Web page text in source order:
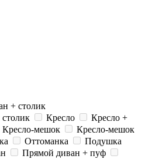
+ столик
Кресло
Кресло +
Кресло-мешок
Кресло-мешок
Оттоманка
Подушка
Прямой диван + пуф